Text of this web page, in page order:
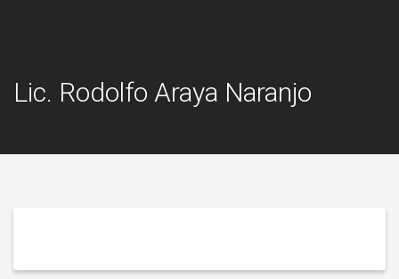
Lic. Rodolfo Araya Naranjo